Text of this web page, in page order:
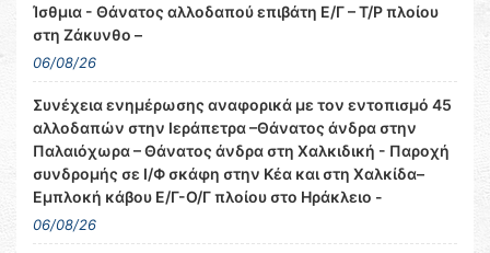
Ίσθμια - Θάνατος αλλοδαπού επιβάτη Ε/Γ – Τ/Ρ πλοίου
στη Ζάκυνθο –
06/08/26
Συνέχεια ενημέρωσης αναφορικά με τον εντοπισμό 45
αλλοδαπών στην Ιεράπετρα –Θάνατος άνδρα στην
Παλαιόχωρα – Θάνατος άνδρα στη Χαλκιδική - Παροχή
συνδρομής σε Ι/Φ σκάφη στην Κέα και στη Χαλκίδα–
Εμπλοκή κάβου Ε/Γ-Ο/Γ πλοίου στο Ηράκλειο -
06/08/26